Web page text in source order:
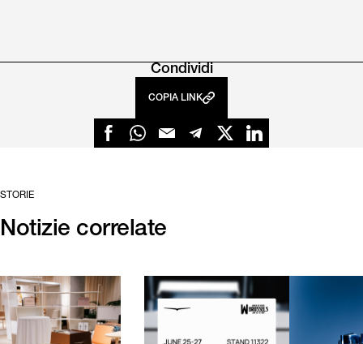
Condividi
COPIA LINK
STORIE
Notizie correlate